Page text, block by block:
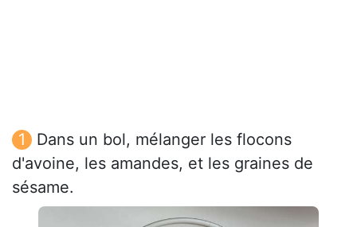
Dans un bol, mélanger les flocons
d'avoine, les amandes, et les graines de
sésame.